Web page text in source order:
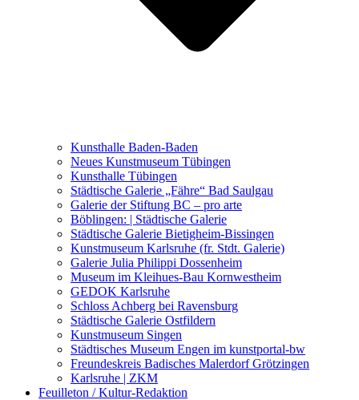
Was seither geschah
Kunstwettbewerbe, Ausschreibungen für Künstler
Kunsthalle Baden-Baden
Neues Kunstmuseum Tübingen
Kunsthalle Tübingen
Städtische Galerie „Fähre“ Bad Saulgau
Galerie der Stiftung BC – pro arte
Böblingen: | Städtische Galerie
Städtische Galerie Bietigheim-Bissingen
Kunstmuseum Karlsruhe (fr. Stdt. Galerie)
Galerie Julia Philippi Dossenheim
Museum im Kleihues-Bau Kornwestheim
GEDOK Karlsruhe
Schloss Achberg bei Ravensburg
Städtische Galerie Ostfildern
Kunstmuseum Singen
Städtisches Museum Engen im kunstportal-bw
Freundeskreis Badisches Malerdorf Grötzingen
Karlsruhe | ZKM
Feuilleton / Kultur-Redaktion